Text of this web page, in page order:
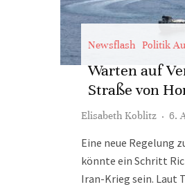
Newsflash Politik
Warten auf
Straße von
Elisabeth Koblitz · 6.
Eine neue Regelung
könnte ein Schritt
Iran-Krieg sein. Laut